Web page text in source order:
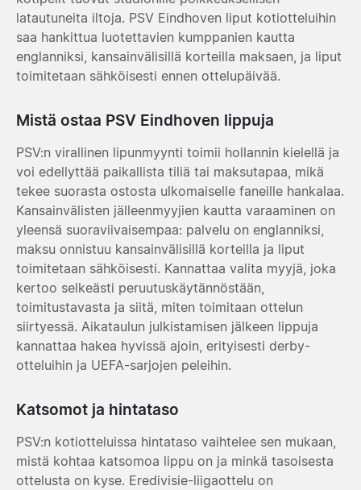
latautuneita iltoja. PSV Eindhoven liput kotiotteluihin
saa hankittua luotettavien kumppanien kautta
englanniksi, kansainvälisillä korteilla maksaen, ja liput
toimitetaan sähköisesti ennen ottelupäivää.
Mistä ostaa PSV Eindhoven lippuja
PSV:n virallinen lipunmyynti toimii hollannin kielellä ja
voi edellyttää paikallista tiliä tai maksutapaa, mikä
tekee suorasta ostosta ulkomaiselle faneille hankalaa.
Kansainvälisten jälleenmyyjien kautta varaaminen on
yleensä suoraviivaisempaa: palvelu on englanniksi,
maksu onnistuu kansainvälisillä korteilla ja liput
toimitetaan sähköisesti. Kannattaa valita myyjä, joka
kertoo selkeästi peruutuskäytännöstään,
toimitustavasta ja siitä, miten toimitaan ottelun
siirtyessä. Aikataulun julkistamisen jälkeen lippuja
kannattaa hakea hyvissä ajoin, erityisesti derby-
otteluihin ja UEFA-sarjojen peleihin.
Katsomot ja hintataso
PSV:n kotiotteluissa hintataso vaihtelee sen mukaan,
mistä kohtaa katsomoa lippu on ja minkä tasoisesta
ottelusta on kyse. Eredivisie-liigaottelu on